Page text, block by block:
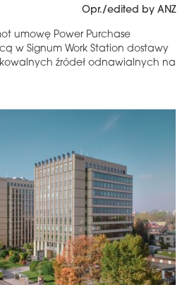
Opr./edited by ANZ
umowę Power Purchase
w Signum Work Station dostawy
źródeł odnawialnych na